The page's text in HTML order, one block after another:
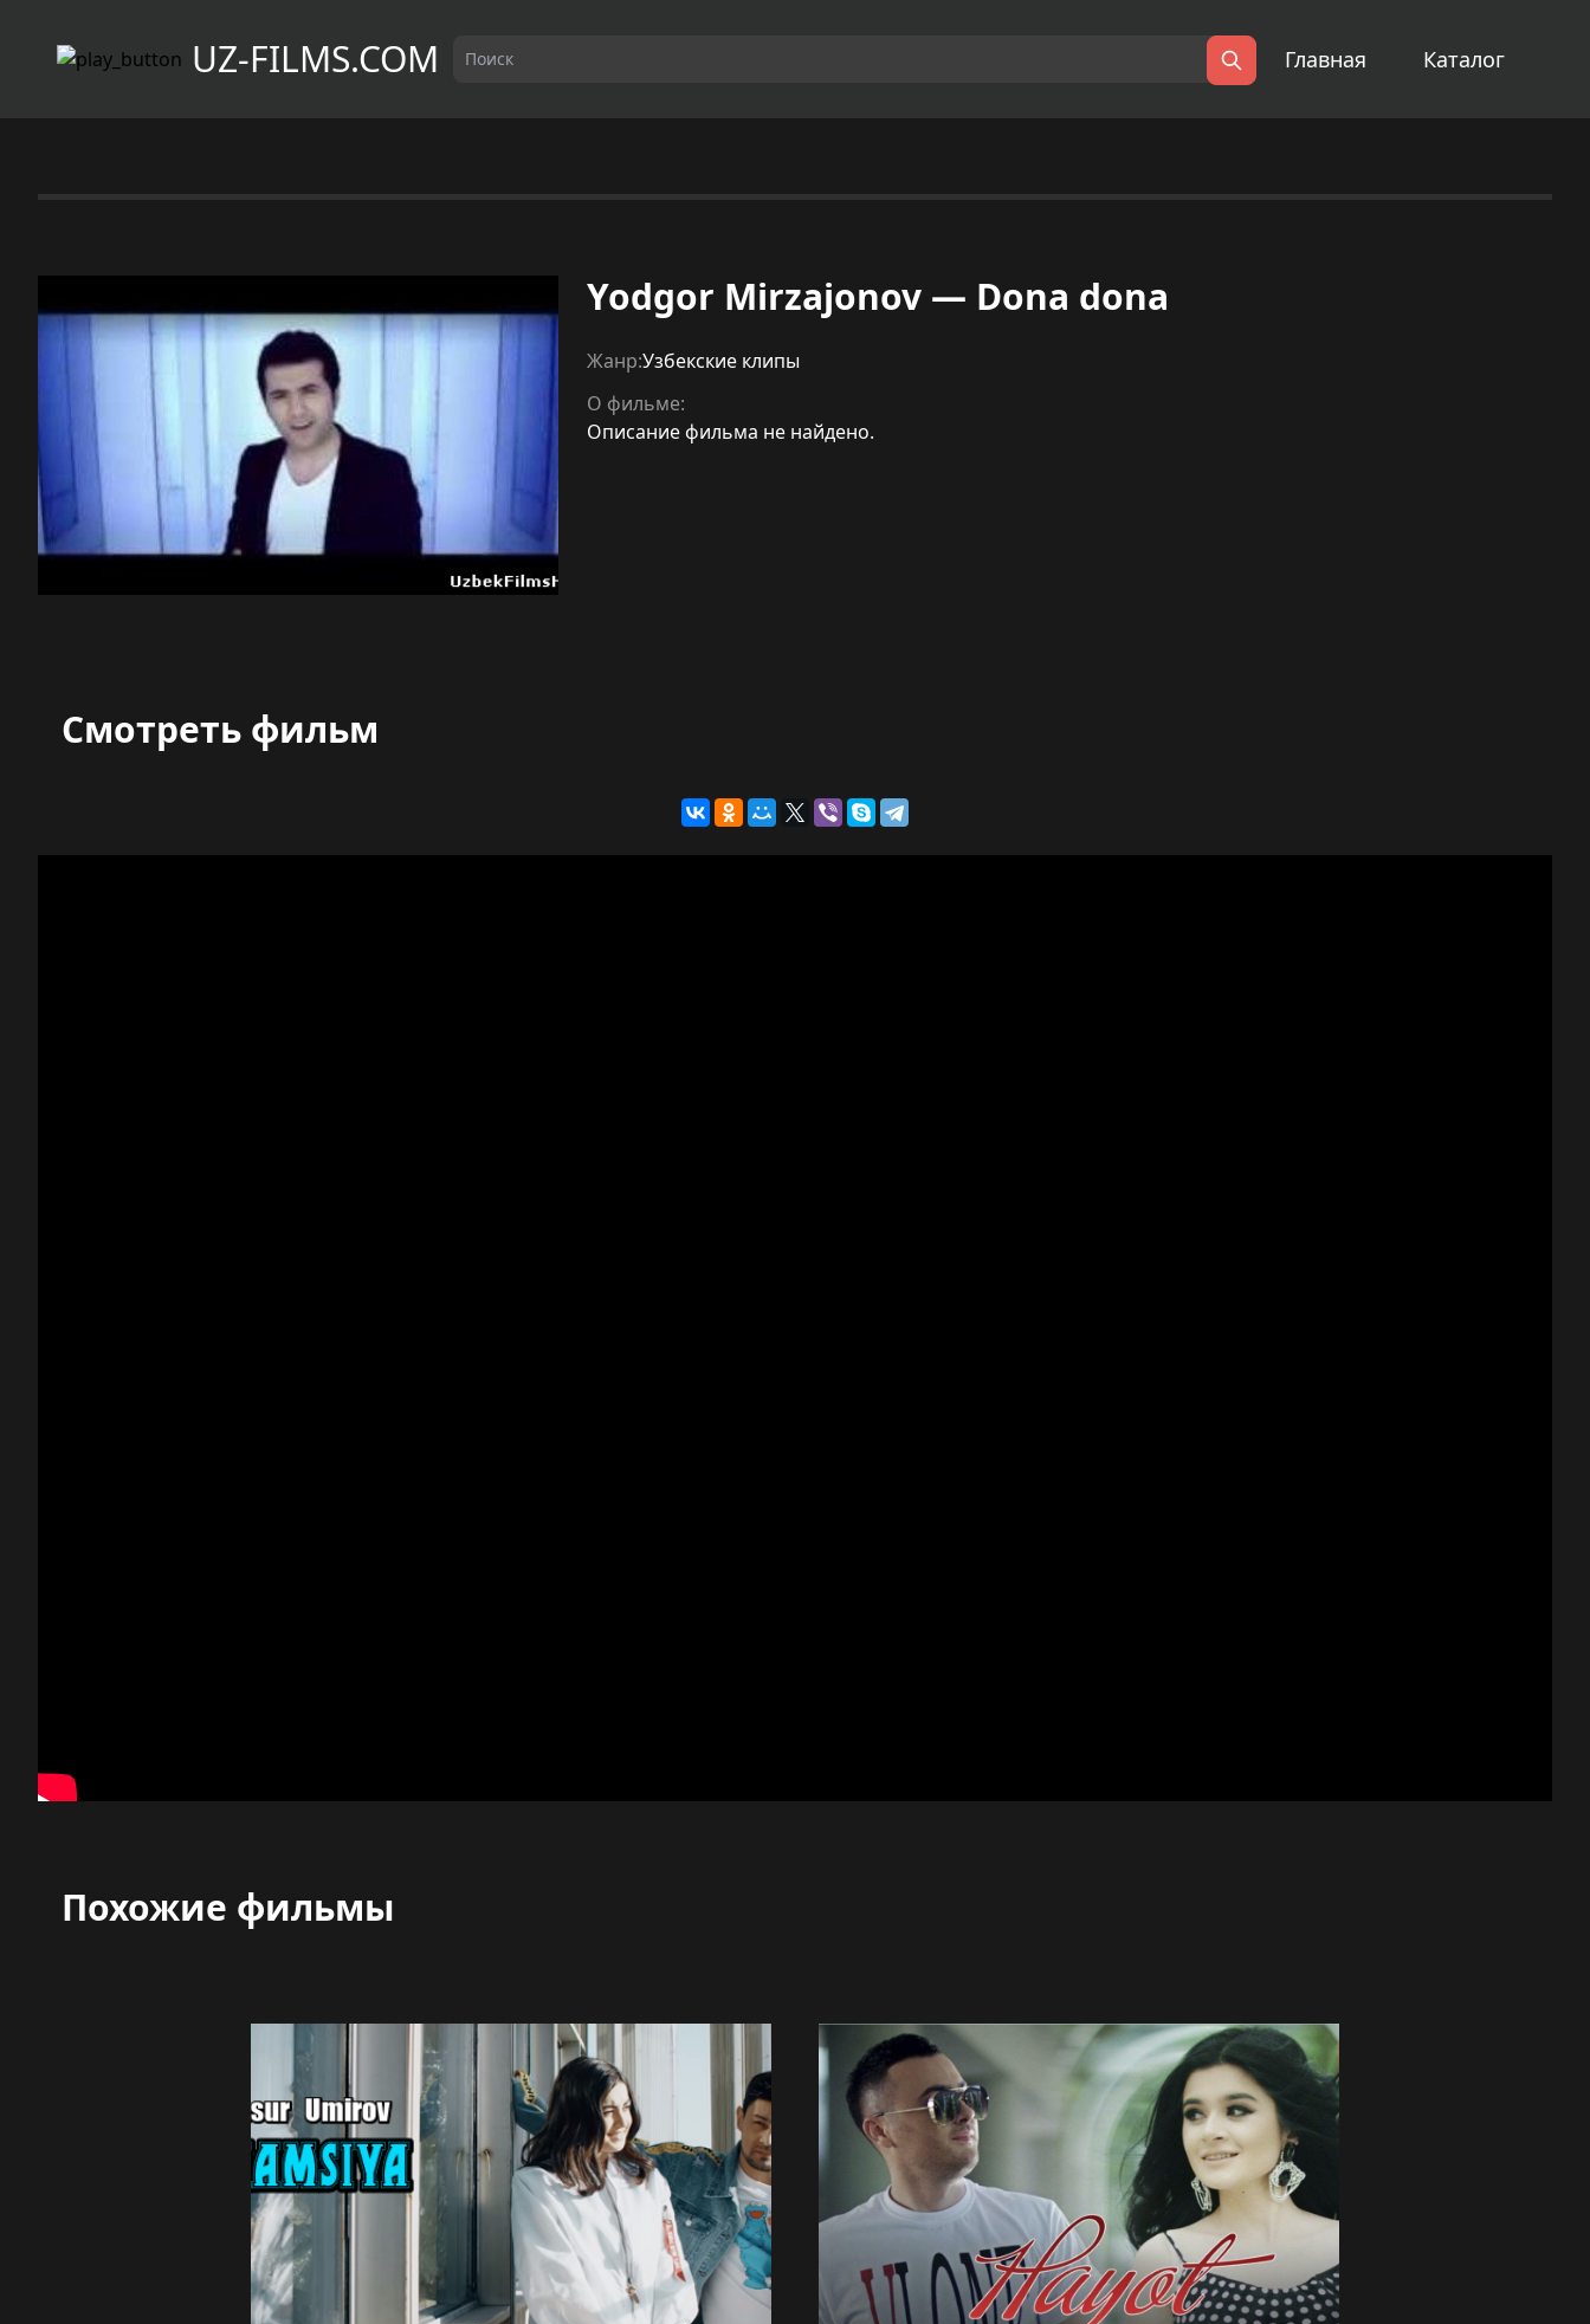
UZ-FILMS.COM Поиск
Главная Каталог
Yodgor Mirzajonov — Dona dona
Жанр:Узбекские клипы
О фильме:
Описание фильма не найдено.
Смотреть фильм
Похожие фильмы